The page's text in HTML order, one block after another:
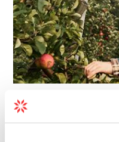
Bedriftsbesøk |
Gruppeaktiviteter